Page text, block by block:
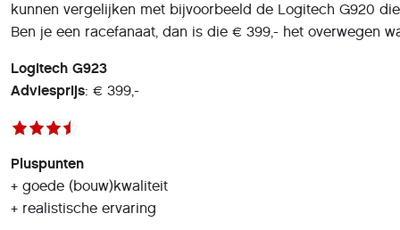
kunnen vergelijken met bijvoorbeeld de Logitech G920
Ben je een racefanaat, dan is die € 399,- het overwegen
Logitech G923
Adviesprijs: € 399,-
Pluspunten
+ goede (bouw)kwaliteit
+ realistische ervaring